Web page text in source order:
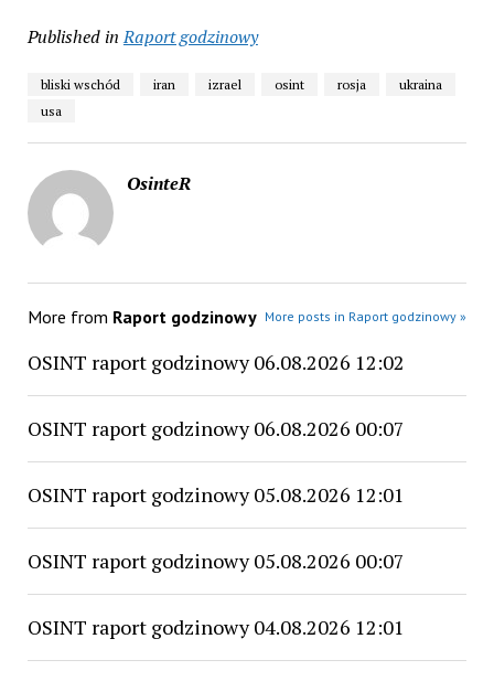
Published in Raport godzinowy
bliski wschód iran izrael osint rosja
ukraina
usa
OsinteR
More from Raport godzinowy More posts in Raport godzinowy »
OSINT raport godzinowy 06.08.2026 12:02
OSINT raport godzinowy 06.08.2026 00:07
OSINT raport godzinowy 05.08.2026 12:01
OSINT raport godzinowy 05.08.2026 00:07
OSINT raport godzinowy 04.08.2026 12:01